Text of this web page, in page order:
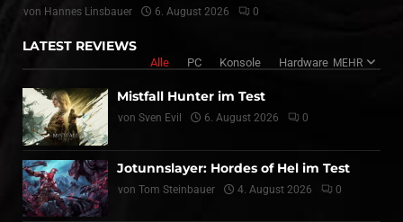
von Hannes Linsbauer 6. August 2026 0
LATEST REVIEWS
Alle PC Konsole Hardware MEHR
Mistfall Hunter im Test
von Sven Evil 6. August 2026 0
Jotunnslayer: Hordes of Hel im Test
von Tom Steinbauer 4. August 2026 0